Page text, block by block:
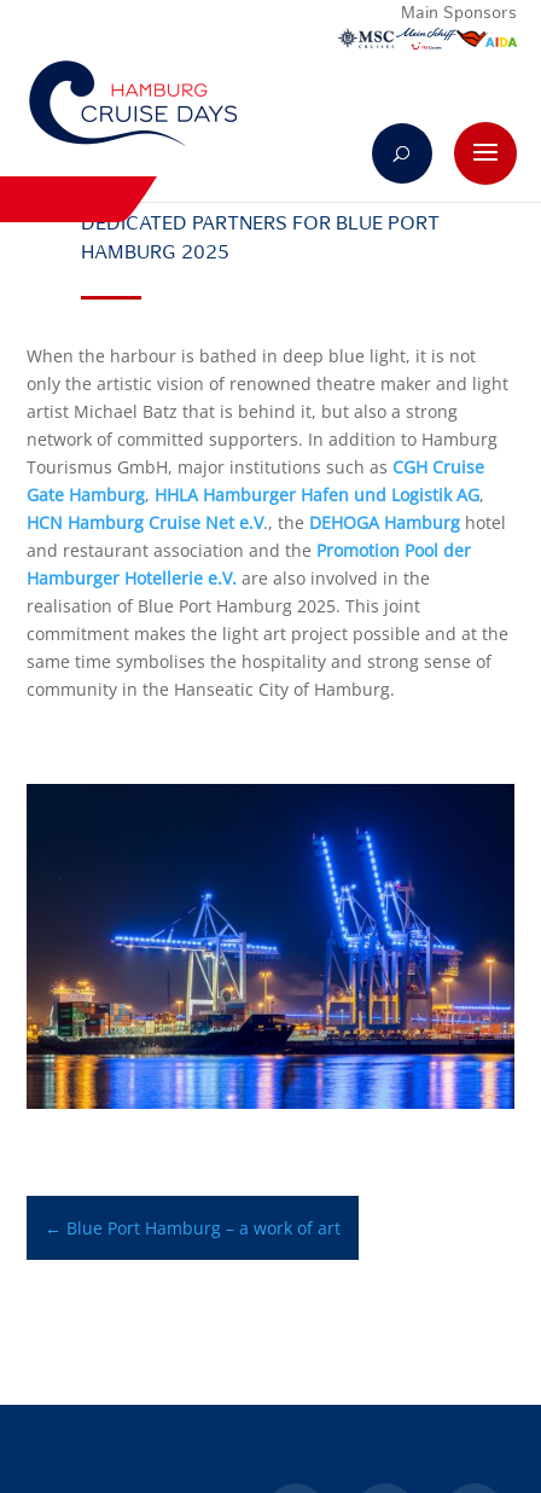
Main Sponsors
DEDICATED PARTNERS FOR BLUE PORT
HAMBURG 2025
When the harbour is bathed in deep blue light, it is not
only the artistic vision of renowned theatre maker and light
artist Michael Batz that is behind it, but also a strong
network of committed supporters. In addition to Hamburg
Tourismus GmbH, major institutions such asCGH Cruise
Gate Hamburg, HHLA Hamburger Hafen und Logistik AG,
HCN Hamburg Cruise Net e.V., the DEHOGA Hamburg hotel
and restaurant association and the Promotion Pool der
Hamburger Hotellerie e.V.are also involved in the
realisation of Blue Port Hamburg 2025. This joint
commitment makes the light art project possible and at the
same time symbolises the hospitality and strong sense of
community in the Hanseatic City of Hamburg.
← Blue Port Hamburg – a work of art